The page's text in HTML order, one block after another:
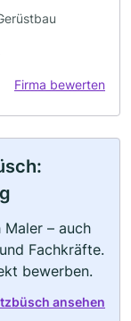
Firma bewerten
– auch
Fachkräfte.
bewerben.
ansehen